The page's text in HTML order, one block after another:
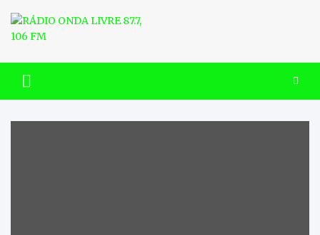
content
RÁDIO ONDA LIVRE 87.7, 106
FM